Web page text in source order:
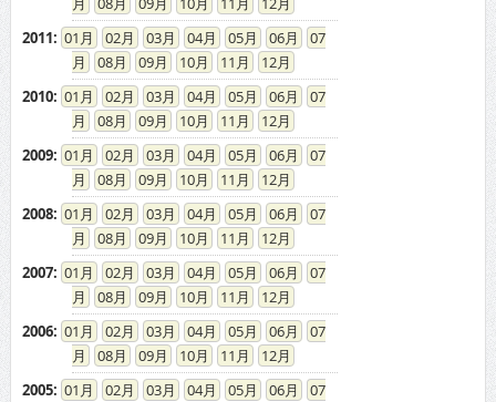
2011: 01 02 03 04 05 06
07
08
09 10 11
12
2010: 01 02 03 04 05 06
07
08
09 10 11
12
2009: 01 02 03 04 05 06
07
08
09 10 11
12
2008: 01 02 03 04 05 06
07
08
09 10 11
12
2007: 01 02 03 04 05 06
07
08
09 10 11
12
2006: 01 02 03 04 05 06
07
08
09 10 11
12
2005: 01 02 03 04 05 06
07